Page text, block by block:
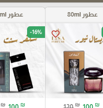
عطور 80ml
favorite_border
₪ ₪
عطور 80ml
-16%
₪ ₪